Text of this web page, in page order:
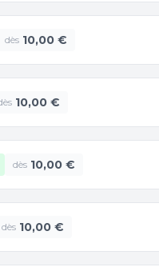
dès 10,00 €
10,00 €
dès 10,00 €
dès 10,00 €